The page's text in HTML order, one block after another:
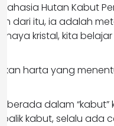
Hutan Kabut
dari itu, ia adalah
kristal, kita
harta yang
berada dalam
kabut, selalu ada